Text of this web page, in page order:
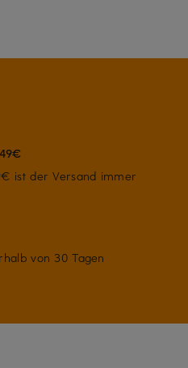
ist der Versand immer
von 30 Tagen